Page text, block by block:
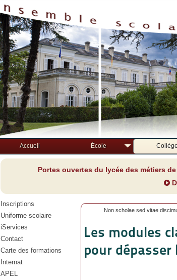
Accueil École Collège
Portes ouvertes du lycée des métiers
Inscriptions
Uniforme scolaire
iServices
Contact
Carte des formations
Internat
APEL
Non scholae sed vitae
Les modules
pour